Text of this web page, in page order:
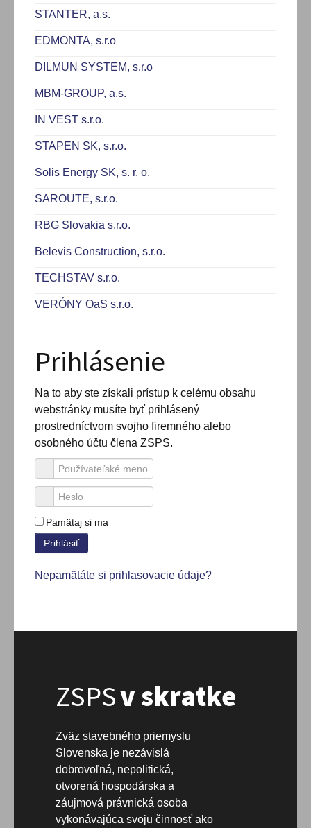
STANTER, a.s.
EDMONTA, s.r.o
DILMUN SYSTEM, s.r.o
MBM-GROUP, a.s.
IN VEST s.r.o.
STAPEN SK, s.r.o.
Solis Energy SK, s. r. o.
SAROUTE, s.r.o.
RBG Slovakia s.r.o.
Belevis Construction, s.r.o.
TECHSTAV s.r.o.
VERÓNY OaS s.r.o.
Prihlásenie
Na to aby ste získali prístup k celému obsahu
webstránky musíte byť prihlásený
prostredníctvom svojho firemného alebo
osobného účtu člena ZSPS.
Pamätaj si ma
Prihlásiť
Nepamätáte si prihlasovacie údaje?
ZSPSv skratke
Zväz stavebného priemyslu
Slovenska je nezávislá
dobrovoľná, nepolitická,
otvorená hospodárska a
záujmová právnická osoba
vykonávajúca svoju činnosť ako